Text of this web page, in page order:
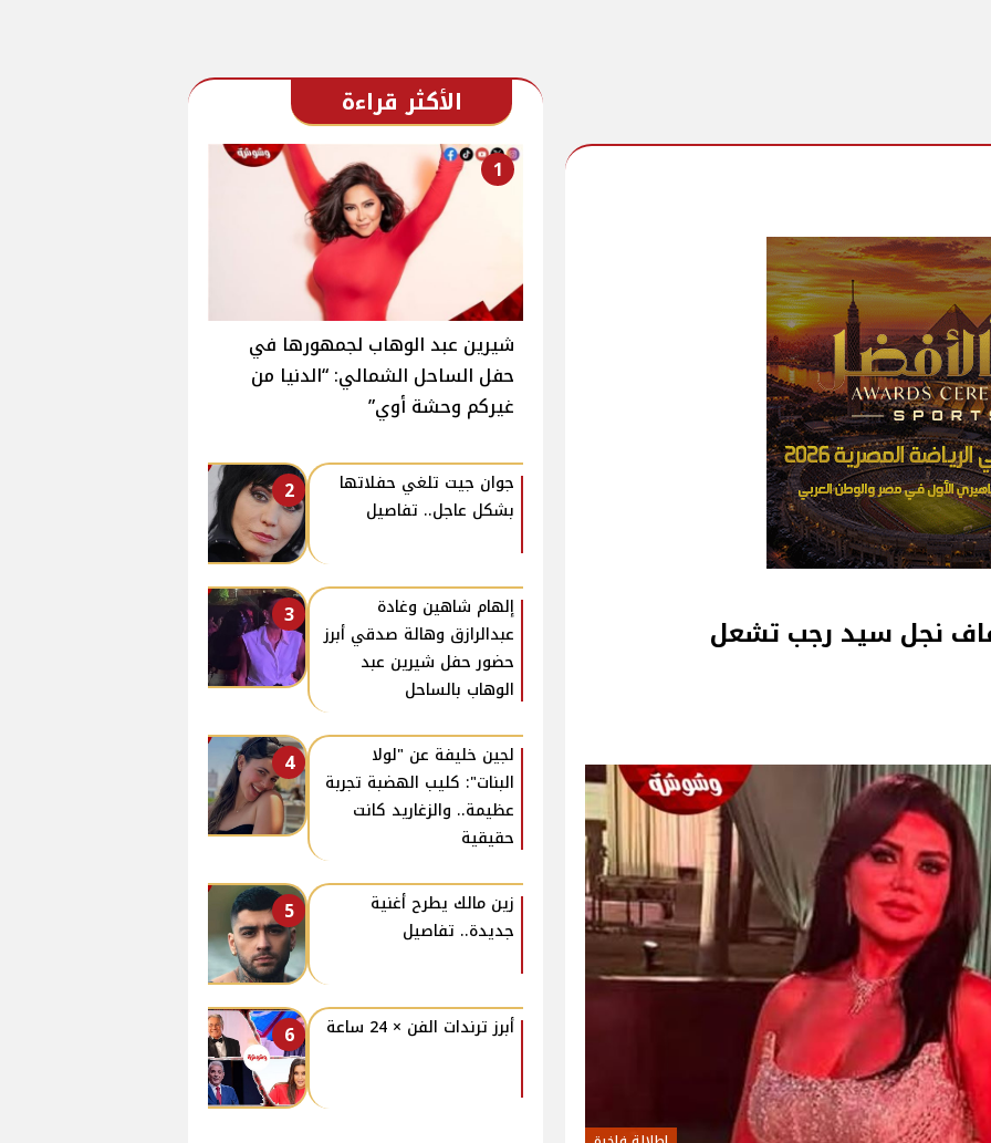
نجل سيد رجب تشعل
الأكثر قراءة
1
شيرين عبد الوهاب لجمهورها في
حفل الساحل الشمالي: “الدنيا من
غيركم وحشة أوي”
2
جوان جيت تلغي حفلاتها
بشكل عاجل.. تفاصيل
3
إلهام شاهين وغادة
عبدالرازق وهالة صدقي أبرز
حضور حفل شيرين عبد
الوهاب بالساحل
4
لجين خليفة عن "لولا
البنات": كليب الهضبة تجربة
عظيمة.. والزغاريد كانت
حقيقية
5
زين مالك يطرح أغنية
جديدة.. تفاصيل
6 أبرز ترندات الفن × 24 ساعة